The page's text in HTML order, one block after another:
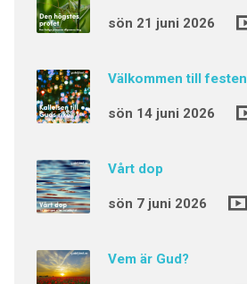
sön 21 juni 2026
Välkommen till festen
sön 14 juni 2026
Vårt dop
sön 7 juni 2026
Vem är Gud?